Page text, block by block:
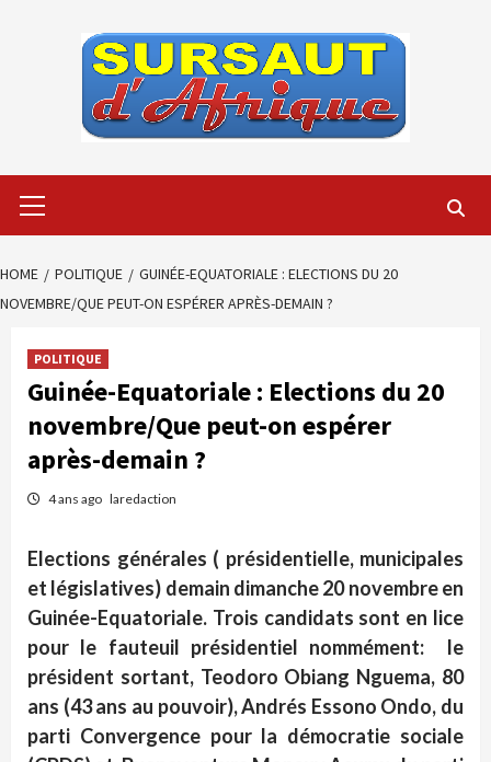
Menu
HOME POLITIQUE
GUINÉE-EQUATORIALE : ELECTIONS DU 20
NOVEMBRE/QUE PEUT-ON ESPÉRER APRÈS-DEMAIN ?
POLITIQUE
Guinée-Equatoriale : Elections du 20
novembre/Que peut-on espérer
après-demain ?
4 ans ago laredaction
Elections générales ( présidentielle, municipales
et législatives) demain dimanche 20 novembre en
Guinée-Equatoriale. Trois candidats sont en lice
pour le fauteuil présidentiel nommément: le
président sortant, Teodoro Obiang Nguema, 80
ans (43 ans au pouvoir), Andrés Essono Ondo, du
parti Convergence pour la démocratie sociale